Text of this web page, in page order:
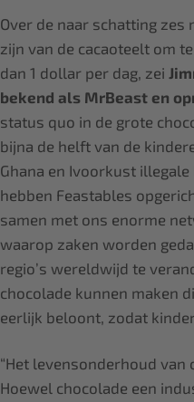
Over de naar schatting
zijn van de cacaoteelt om
dan 1 dollar per dag, zei
bekend als MrBeast en
status quo in de grote
bijna de helft van de
Ghana en Ivoorkust
hebben Feastables
samen met ons enorme
waarop zaken worden
regio’s wereldwijd te
chocolade kunnen maken
eerlijk beloont, zodat
“Het levensonderhoud van
Hoewel chocolade een